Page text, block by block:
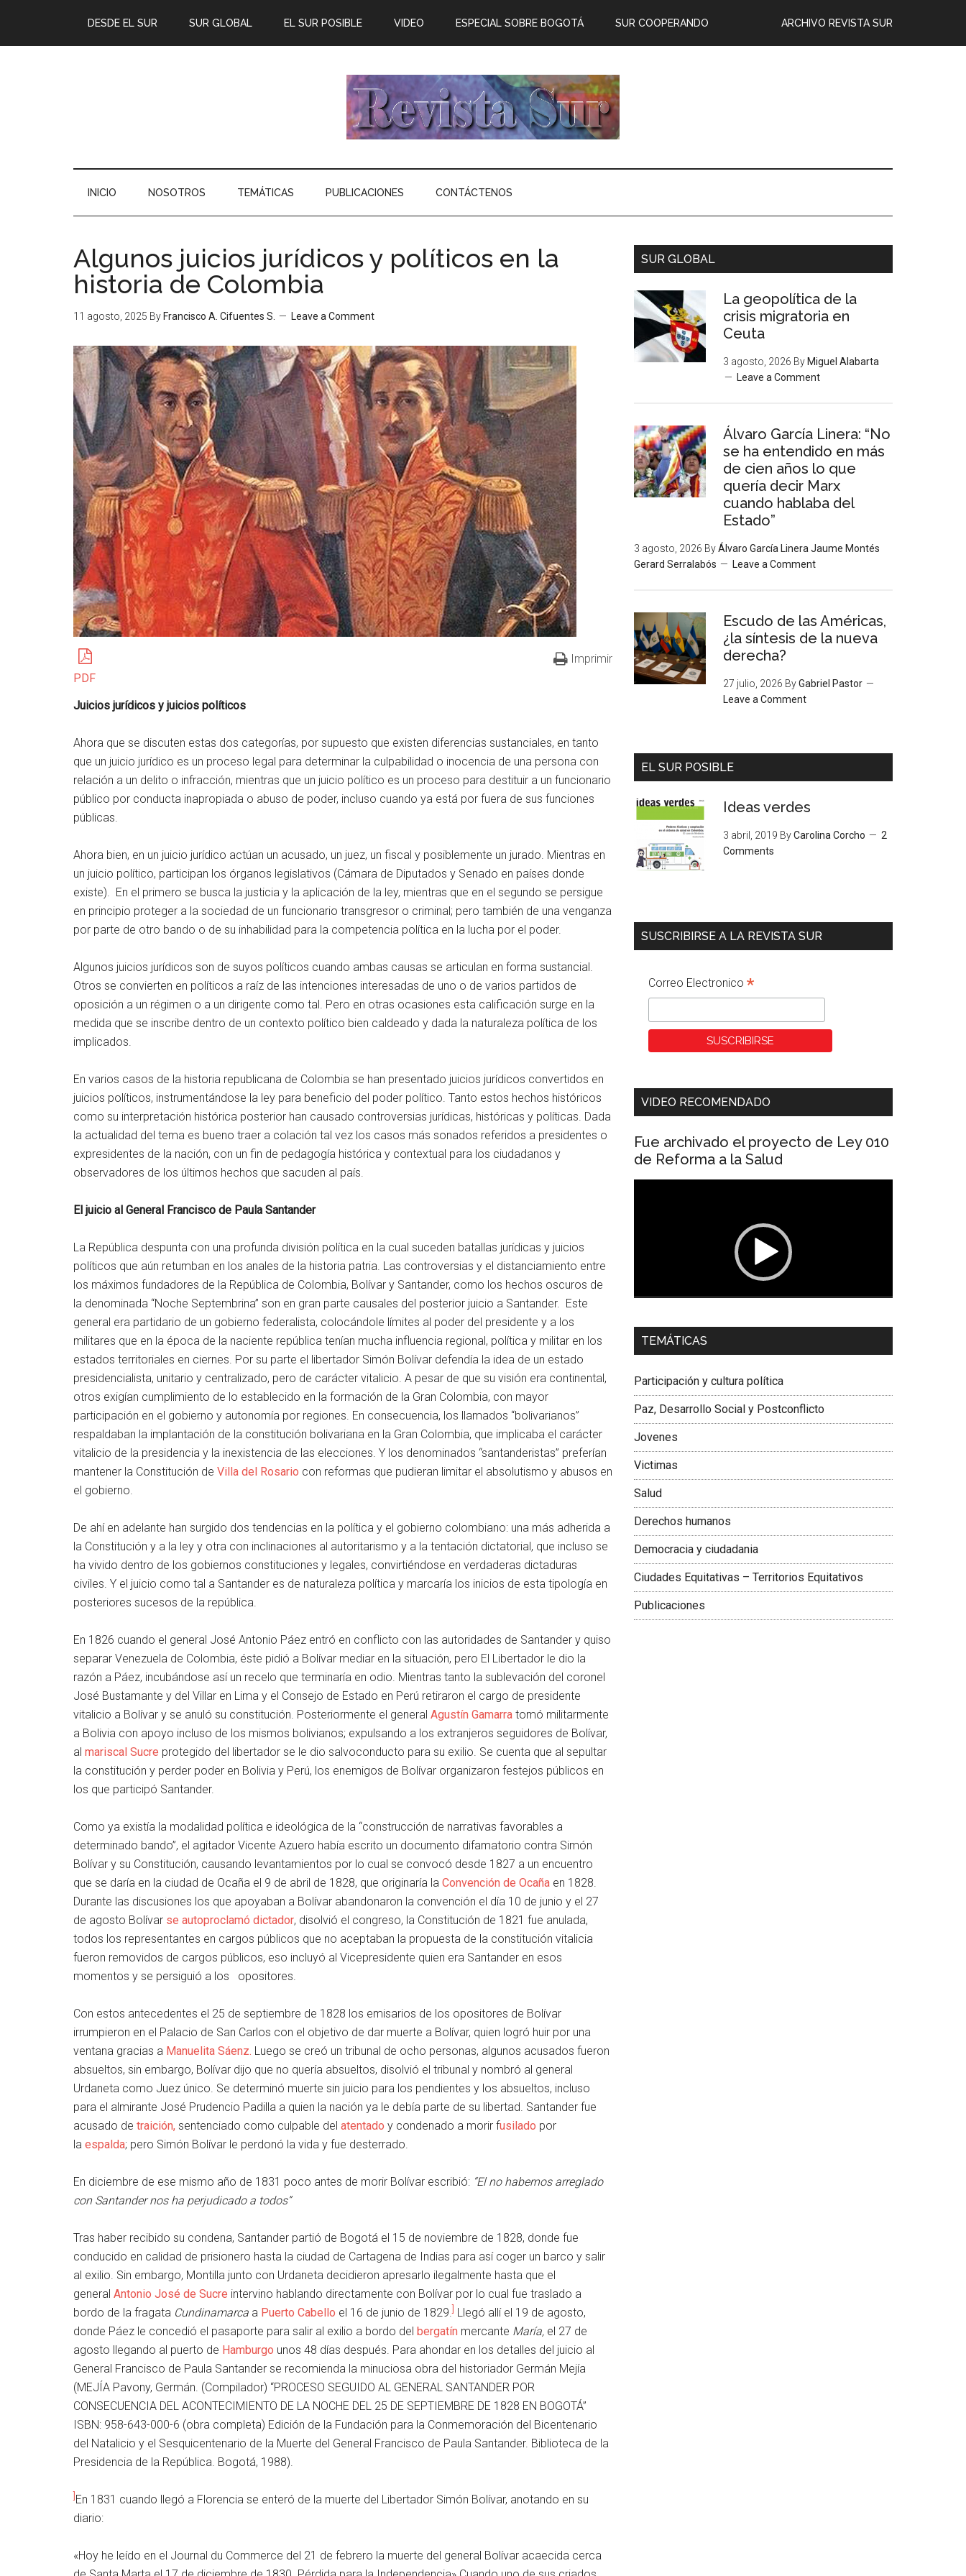
DESDE EL SUR SUR GLOBAL EL SUR POSIBLE ARCHIVO REVISTA SUR
VIDEO ESPECIAL SOBRE BOGOTÁ SUR COOPERANDO
INICIO NOSOTROS TEMÁTICAS PUBLICACIONES CONTÁCTENOS
Algunos juicios jurídicos y políticos en la
historia de Colombia
11 agosto, 2025 By Francisco A. Cifuentes S. Leave a Comment
PDF
Imprimir
Juicios jurídicos y juicios políticos
Ahora que se discuten estas dos categorías, por supuesto que existen diferencias sustanciales, en tanto
que un juicio jurídico es un proceso legal para determinar la culpabilidad o inocencia de una persona con
relación a un delito o infracción, mientras que un juicio político es un proceso para destituir a un funcionario
público por conducta inapropiada o abuso de poder, incluso cuando ya está por fuera de sus funciones
públicas.
Ahora bien, en un juicio jurídico actúan un acusado, un juez, un fiscal y posiblemente un jurado. Mientras en
un juicio político, participan los órganos legislativos (Cámara de Diputados y Senado en países donde
existe). En el primero se busca la justicia y la aplicación de la ley, mientras que en el segundo se persigue
en principio proteger a la sociedad de un funcionario transgresor o criminal; pero también de una venganza
por parte de otro bando o de su inhabilidad para la competencia política en la lucha por el poder.
Algunos juicios jurídicos son de suyos políticos cuando ambas causas se articulan en forma sustancial.
Otros se convierten en políticos a raíz de las intenciones interesadas de uno o de varios partidos de
oposición a un régimen o a un dirigente como tal. Pero en otras ocasiones esta calificación surge en la
medida que se inscribe dentro de un contexto político bien caldeado y dada la naturaleza política de los
implicados.
En varios casos de la historia republicana de Colombia se han presentado juicios jurídicos convertidos en
juicios políticos, instrumentándose la ley para beneficio del poder político. Tanto estos hechos históricos
como su interpretación histórica posterior han causado controversias jurídicas, históricas y políticas. Dada
la actualidad del tema es bueno traer a colación tal vez los casos más sonados referidos a presidentes o
expresidentes de la nación, con un fin de pedagogía histórica y contextual para los ciudadanos y
observadores de los últimos hechos que sacuden al país.
El juicio al General Francisco de Paula Santander
La República despunta con una profunda división política en la cual suceden batallas jurídicas y juicios
políticos que aún retumban en los anales de la historia patria. Las controversias y el distanciamiento entre
los máximos fundadores de la República de Colombia, Bolívar y Santander, como los hechos oscuros de
la denominada “Noche Septembrina” son en gran parte causales del posterior juicio a Santander. Este
general era partidario de un gobierno federalista, colocándole límites al poder del presidente y a los
militares que en la época de la naciente república tenían mucha influencia regional, política y militar en los
estados territoriales en ciernes. Por su parte el libertador Simón Bolívar defendía la idea de un estado
presidencialista, unitario y centralizado, pero de carácter vitalicio. A pesar de que su visión era continental,
otros exigían cumplimiento de lo establecido en la formación de la Gran Colombia, con mayor
participación en el gobierno y autonomía por regiones. En consecuencia, los llamados “bolivarianos”
respaldaban la implantación de la constitución bolivariana en la Gran Colombia, que implicaba el carácter
vitalicio de la presidencia y la inexistencia de las elecciones. Y los denominados “santanderistas” preferían
mantener la Constitución de Villa del Rosario con reformas que pudieran limitar el absolutismo y abusos en
el gobierno.
De ahí en adelante han surgido dos tendencias en la política y el gobierno colombiano: una más adherida a
la Constitución y a la ley y otra con inclinaciones al autoritarismo y a la tentación dictatorial, que incluso se
ha vivido dentro de los gobiernos constituciones y legales, convirtiéndose en verdaderas dictaduras
civiles. Y el juicio como tal a Santander es de naturaleza política y marcaría los inicios de esta tipología en
posteriores sucesos de la república.
En 1826 cuando el general José Antonio Páez entró en conflicto con las autoridades de Santander y quiso
separar Venezuela de Colombia, éste pidió a Bolívar mediar en la situación, pero El Libertador le dio la
razón a Páez, incubándose así un recelo que terminaría en odio. Mientras tanto la sublevación del coronel
José Bustamante y del Villar en Lima y el Consejo de Estado en Perú retiraron el cargo de presidente
vitalicio a Bolívar y se anuló su constitución. Posteriormente el general Agustín Gamarra tomó militarmente
a Bolivia con apoyo incluso de los mismos bolivianos; expulsando a los extranjeros seguidores de Bolívar,
al mariscal Sucre protegido del libertador se le dio salvoconducto para su exilio. Se cuenta que al sepultar
la constitución y perder poder en Bolivia y Perú, los enemigos de Bolívar organizaron festejos públicos en
los que participó Santander.
Como ya existía la modalidad política e ideológica de la “construcción de narrativas favorables a
determinado bando”, el agitador Vicente Azuero había escrito un documento difamatorio contra Simón
Bolívar y su Constitución, causando levantamientos por lo cual se convocó desde 1827 a un encuentro
que se daría en la ciudad de Ocaña el 9 de abril de 1828, que originaría la Convención de Ocaña en 1828.
Durante las discusiones los que apoyaban a Bolívar abandonaron la convención el día 10 de junio y el 27
de agosto Bolívar se autoproclamó dictador, disolvió el congreso, la Constitución de 1821 fue anulada,
todos los representantes en cargos públicos que no aceptaban la propuesta de la constitución vitalicia
fueron removidos de cargos públicos, eso incluyó al Vicepresidente quien era Santander en esos
momentos y se persiguió a los opositores.
Con estos antecedentes el 25 de septiembre de 1828 los emisarios de los opositores de Bolívar
irrumpieron en el Palacio de San Carlos con el objetivo de dar muerte a Bolívar, quien logró huir por una
ventana gracias a Manuelita Sáenz. Luego se creó un tribunal de ocho personas, algunos acusados fueron
absueltos, sin embargo, Bolívar dijo que no quería absueltos, disolvió el tribunal y nombró al general
Urdaneta como Juez único. Se determinó muerte sin juicio para los pendientes y los absueltos, incluso
para el almirante José Prudencio Padilla a quien la nación ya le debía parte de su libertad. Santander fue
acusado de traición, sentenciado como culpable del atentado y condenado a morir fusilado por
la espalda; pero Simón Bolívar le perdonó la vida y fue desterrado.
En diciembre de ese mismo año de 1831 poco antes de morir Bolívar escribió: “El no habernos arreglado
con Santander nos ha perjudicado a todos”
Tras haber recibido su condena, Santander partió de Bogotá el 15 de noviembre de 1828, donde fue
conducido en calidad de prisionero hasta la ciudad de Cartagena de Indias para así coger un barco y salir
al exilio. Sin embargo, Montilla junto con Urdaneta decidieron apresarlo ilegalmente hasta que el
general Antonio José de Sucre intervino hablando directamente con Bolívar por lo cual fue traslado a
bordo de la fragata Cundinamarca a Puerto Cabello el 16 de junio de 1829. ​ Llegó allí el 19 de agosto,
donde Páez le concedió el pasaporte para salir al exilio a bordo del bergatín mercante María, el 27 de
agosto llegando al puerto de Hamburgo unos 48 días después. Para ahondar en los detalles del juicio al
General Francisco de Paula Santander se recomienda la minuciosa obra del historiador Germán Mejía
(MEJÍA Pavony, Germán. (Compilador) “PROCESO SEGUIDO AL GENERAL SANTANDER POR
CONSECUENCIA DEL ACONTECIMIENTO DE LA NOCHE DEL 25 DE SEPTIEMBRE DE 1828 EN BOGOTÁ”
ISBN: 958-643-000-6 (obra completa) Edición de la Fundación para la Conmemoración del Bicentenario
del Natalicio y el Sesquicentenario de la Muerte del General Francisco de Paula Santander. Biblioteca de la
Presidencia de la República. Bogotá, 1988).
​En 1831 cuando llegó a Florencia se enteró de la muerte del Libertador Simón Bolívar, anotando en su
diario:
«Hoy he leído en el Journal du Commerce del 21 de febrero la muerte del general Bolívar acaecida cerca
SUR GLOBAL
La geopolítica de la
crisis migratoria en
Ceuta
3 agosto, 2026 By Miguel Alabarta
Leave a Comment
Álvaro García Linera: “No
se ha entendido en más
de cien años lo que
quería decir Marx
cuando hablaba del
Estado”
3 agosto, 2026 ByÁlvaro García Linera Jaume Montés
Gerard Serralabós
Leave a Comment
Escudo de las Américas,
¿la síntesis de la nueva
derecha?
27 julio, 2026 ByGabriel Pastor
Leave a Comment
EL SUR POSIBLE
Ideas verdes
3 abril, 2019 ByCarolina Corcho
2
Comments
SUSCRIBIRSE A LA REVISTA SUR
Correo Electronico *
VIDEO RECOMENDADO
Fue archivado el proyecto de Ley 010
de Reforma a la Salud
Dra. Carolina Corcho Mejía,
Latinoamericana Sur, Vicepresidenta Federación
TEMÁTICAS
Participación y cultura política
Paz, Desarrollo Social y Postconflicto
Jovenes
Victimas
Salud
Derechos humanos
Democracia y ciudadania
Ciudades Equitativas – Territorios Equitativos
Publicaciones